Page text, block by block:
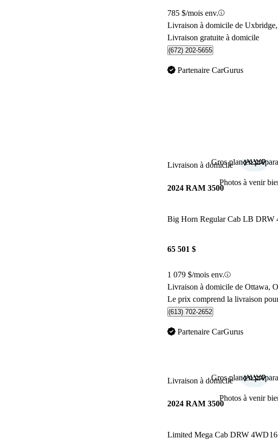
785 $/mois env.
Livraison à domicile de
Livraison gratuite à domicile
(672) 202-5655
Partenaire CarGurus
Gros plan en
Photos à venir
Livraison à domicile
2024 RAM 3500
Big Horn Regular Cab LB DRW
65 501 $
1 079 $/mois env.
Livraison à domicile de Ottawa,
Le prix comprend la livraison
(613) 702-2652
Partenaire CarGurus
Gros plan en
Photos à venir
Livraison à domicile
2024 RAM 3500
Limited Mega Cab DRW 4WD